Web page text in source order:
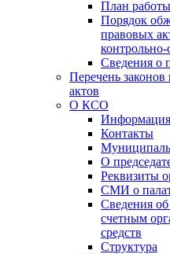
План
Порядок
правовых
Сведения о
Перечень
актов
О КСО
Информация
Контакты
О
Реквизиты
СМИ о
Сведения
счетным
средств
Структура